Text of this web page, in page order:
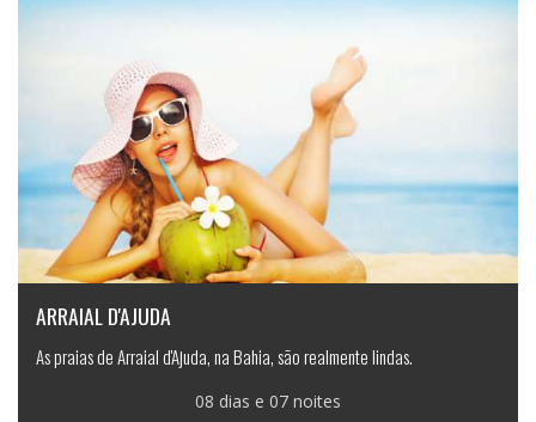
ARRAIAL D'AJUDA
As praias de Arraial d'Ajuda, na Bahia, são realmente lindas.
08 dias e 07 noites